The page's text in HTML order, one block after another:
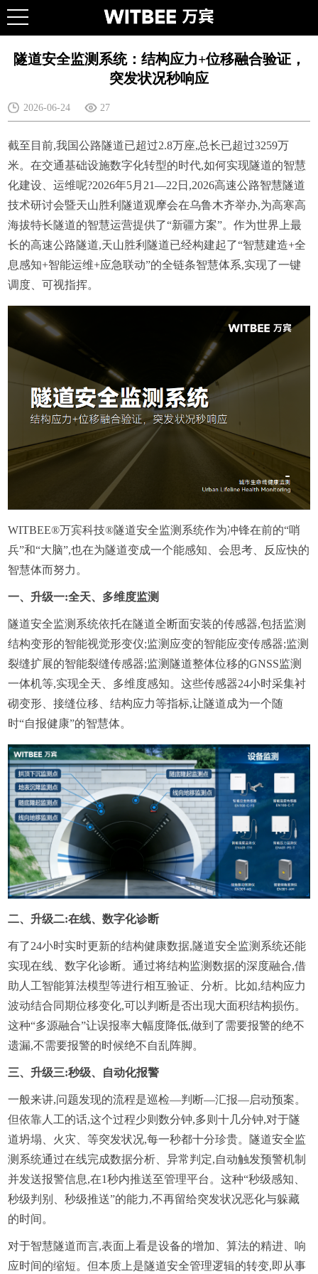
隧道安全监测系统：结构应力+位移融合验证，
突发状况秒响应
2026-06-24 27
截至目前,我国公路隧道已超过2.8万座,总长已超过3259万
米。在交通基础设施数字化转型的时代,如何实现隧道的智慧
化建设、运维呢?2026年5月21—22日,2026高速公路智慧隧道
技术研讨会暨天山胜利隧道观摩会在乌鲁木齐举办,为高寒高
海拔特长隧道的智慧运营提供了“新疆方案”。作为世界上最
长的高速公路隧道,天山胜利隧道已经构建起了“智慧建造+全
息感知+智能运维+应急联动”的全链条智慧体系,实现了一键
调度、可视指挥。
WITBEE®万宾科技®隧道安全监测系统作为冲锋在前的“哨
兵”和“大脑”,也在为隧道变成一个能感知、会思考、反应快的
智慧体而努力。
一、升级一:全天、多维度监测
隧道安全监测系统依托在隧道全断面安装的传感器,包括监测
结构变形的智能视觉形变仪;监测应变的智能应变传感器;监测
裂缝扩展的智能裂缝传感器;监测隧道整体位移的GNSS监测
一体机等,实现全天、多维度感知。这些传感器24小时采集衬
砌变形、接缝位移、结构应力等指标,让隧道成为一个随
时“自报健康”的智慧体。
二、升级二:在线、数字化诊断
有了24小时实时更新的结构健康数据,隧道安全监测系统还能
实现在线、数字化诊断。通过将结构监测数据的深度融合,借
助人工智能算法模型等进行相互验证、分析。比如,结构应力
波动结合同期位移变化,可以判断是否出现大面积结构损伤。
这种“多源融合”让误报率大幅度降低,做到了需要报警的绝不
遗漏,不需要报警的时候绝不自乱阵脚。
三、升级三:秒级、自动化报警
一般来讲,问题发现的流程是巡检—判断—汇报—启动预案。
但依靠人工的话,这个过程少则数分钟,多则十几分钟,对于隧
道坍塌、火灾、等突发状况,每一秒都十分珍贵。隧道安全监
测系统通过在线完成数据分析、异常判定,自动触发预警机制
并发送报警信息,在1秒内推送至管理平台。这种“秒级感知、
秒级判别、秒级推送”的能力,不再留给突发状况恶化与躲藏
的时间。
对于智慧隧道而言,表面上看是设备的增加、算法的精进、响
应时间的缩短。但本质上是隧道安全管理逻辑的转变,即从事